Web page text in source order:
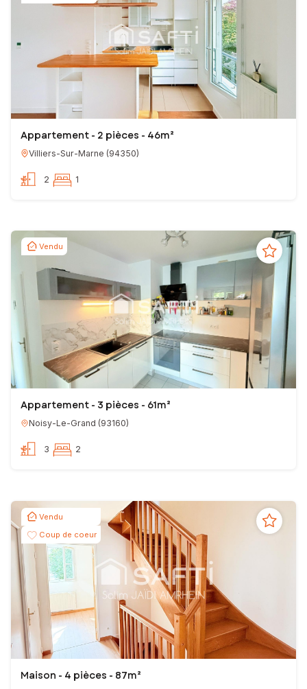
Appartement - 2 pièces - 46m²
Villiers-Sur-Marne (94350)
2 1
Vendu
Appartement - 3 pièces - 61m²
Noisy-Le-Grand (93160)
3 2
Vendu
Coup de coeur
Maison - 4 pièces - 87m²